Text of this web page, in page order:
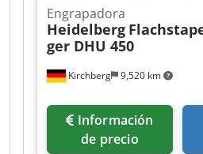
Kirchberg 9,520 km
Engrapadora
Heidelberg
ger DHU 450
de precio